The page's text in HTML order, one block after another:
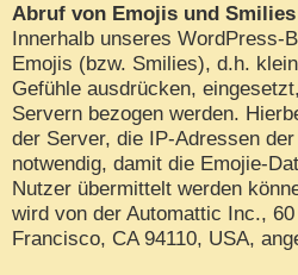
Abruf von Emojis und Smilies
Innerhalb unseres WordPress-
Emojis (bzw. Smilies), d.h.
Gefühle ausdrücken,
Servern bezogen werden.
der Server, die IP-Adressen
notwendig, damit die Emojie-
Nutzer übermittelt werden
wird von der Automattic Inc.,
Francisco, CA 94110, USA,